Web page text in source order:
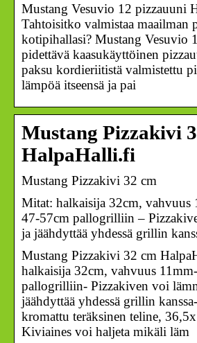
Mustang Vesuvio 12 pizzauuni
Tahtoisitko valmistaa maailman
kotipihallasi? Mustang Vesuvio
pidettävä kaasukäyttöinen
paksu kordieriitistä valmistettu
lämpöä itseensä ja pai
Mustang Pizzakivi
HalpaHalli.fi
Mustang Pizzakivi 32 cm
Mitat: halkaisija 32cm, vahvuus
47-57cm pallogrilliin –
ja jäähdyttää yhdessä grillin
Mustang Pizzakivi 32 cm
halkaisija 32cm, vahvuus
pallogrilliin- Pizzakiven voi
jäähdyttää yhdessä grillin
kromattu teräksinen teline,
Kiviaines voi haljeta mikäli läm